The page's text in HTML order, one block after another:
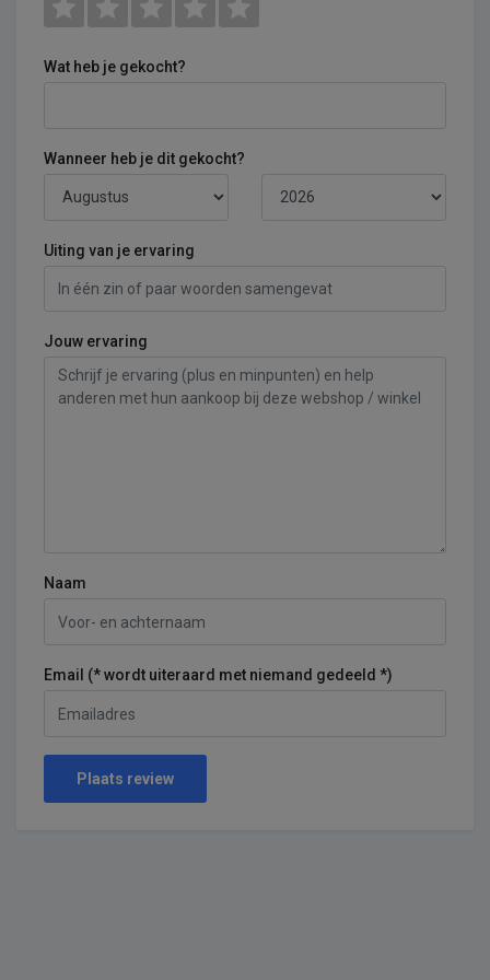
Wat heb je gekocht?
Wanneer heb je dit gekocht?
Uiting van je ervaring
Jouw ervaring
Naam
Email (* wordt uiteraard met niemand gedeeld *)
Plaats review